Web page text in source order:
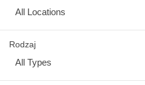
All Locations
Rodzaj
All Types